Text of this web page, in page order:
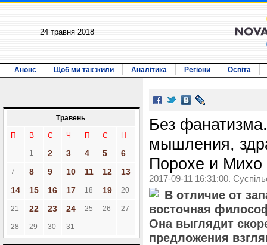
24 травня 2018
Анонс Щоб ми так жили Аналітика Регіони Освіта
Травень
П В С Ч П С Н
1 2 3 4 5 6
7 8 9 10 11 12
13
14
15 16 17 18 19 20
21 22 23 24 25 26 27
28 29 30 31
Без
мышления,
Порохе и Михо
2017-09-11 16:31:00.
В отличие от
восточная
Она выглядит
предложения